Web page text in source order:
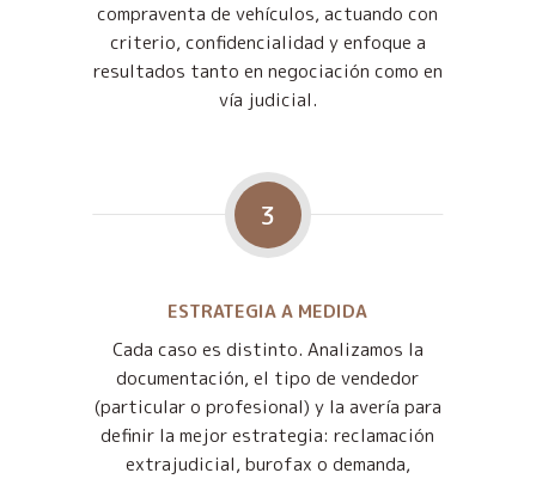
compraventa de vehículos, actuando con
criterio, confidencialidad y enfoque a
resultados tanto en negociación como en
vía judicial.
3
ESTRATEGIA A MEDIDA
Cada caso es distinto. Analizamos la
documentación, el tipo de vendedor
(particular o profesional) y la avería para
definir la mejor estrategia: reclamación
extrajudicial, burofax o demanda,